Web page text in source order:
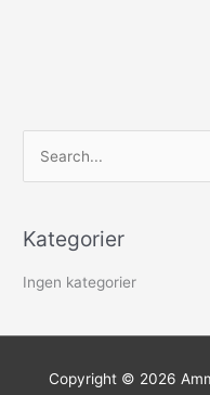
e
f
e
Kategorier
Ingen kategorier
Copyright © 2026